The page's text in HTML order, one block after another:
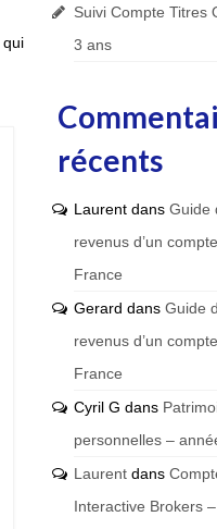
qui
Suivi Compte Titres
3 ans
récents
Laurentdans Guide
revenus d’un
France
Gerard dans Guide
revenus d’un
France
Cyril G dans
personnelles –
Laurentdans
Interactive Brokers